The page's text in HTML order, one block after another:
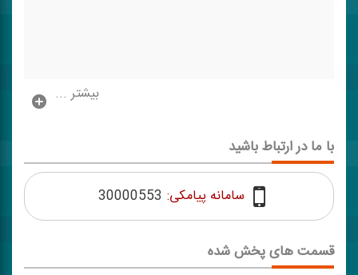
بیشتر ...
قسمت های پخش شده
با ما در ارتباط باشید
سامانه پیامکی: 30000553